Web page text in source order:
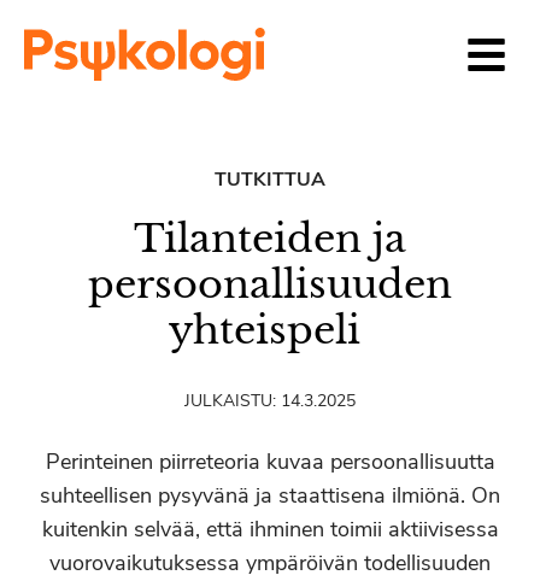
TUTKITTUA
Tilanteiden ja
persoonallisuuden
yhteispeli
JULKAISTU: 14.3.2025
Perinteinen piirreteoria kuvaa persoonallisuutta
suhteellisen pysyvänä ja staattisena ilmiönä. On
kuitenkin selvää, että ihminen toimii aktiivisessa
vuorovaikutuksessa ympäröivän todellisuuden